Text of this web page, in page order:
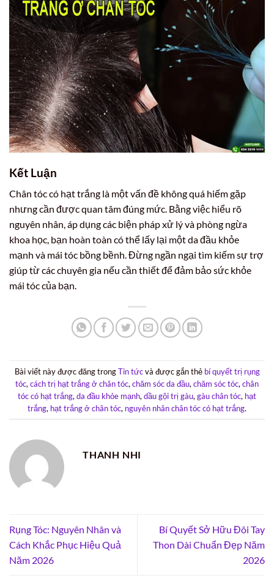
Kết Luận
Chân tóc có hạt trắng là một vấn đề không quá hiếm gặp
nhưng cần được quan tâm đúng mức. Bằng việc hiểu rõ
nguyên nhân, áp dụng các biện pháp xử lý và phòng ngừa
khoa học, bạn hoàn toàn có thể lấy lại một da đầu khỏe
mạnh và mái tóc bồng bềnh. Đừng ngần ngại tìm kiếm sự trợ
giúp từ các chuyên gia nếu cần thiết để đảm bảo sức khỏe
mái tóc của bạn.
Bài viết này được đăng trongTin tứcvà được gắn thẻ bí quyết trị rụng
tóc, cách trị hạt trắng ở chân tóc, chăm sóc da đầu, chăm sóc tóc, chân
tóc có hạt trắng, da đầu khỏe mạnh, dầu gội trị gàu, gàu chân tóc, hạt
trắng, hạt trắng ở chân tóc, nguyên nhân chân tóc có hạt trắng.
THANH NHI
Rụng Tóc: Nguyên Nhân và
Cách Khắc Phục Hiệu Quả
Năm 2026
Bí Quyết Sở Hữu Đôi Tay
Thon Dài Chuẩn Đẹp Năm
2026